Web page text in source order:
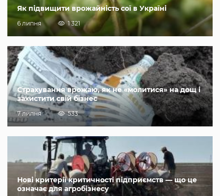
Як підвищити врожайність сої в Україні
6 липня 1 321
Страхування врожаю, як не «молитися» на дощ і
захистити свій бізнес
7 липня 533
Нові критерії критичності підприємств — що це
означає для агробізнесу